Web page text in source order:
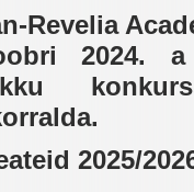
Revelia
2024. a
2025/